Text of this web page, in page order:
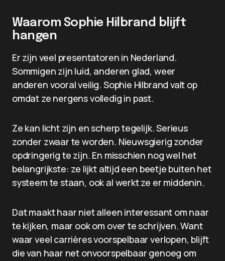
Waarom Sophie Hilbrand blijft
hangen
Er zijn veel presentatoren in Nederland.
Sommigen zijn luid, anderen glad, weer
anderen vooral veilig. Sophie Hilbrand valt op
omdat ze nergens volledig in past.
Ze kan licht zijn en scherp tegelijk. Serieus
zonder zwaar te worden. Nieuwsgierig zonder
opdringerig te zijn. En misschien nog wel het
belangrijkste: ze lijkt altijd een beetje buiten het
systeem te staan, ook al werkt ze er middenin.
Dat maakt haar niet alleen interessant om naar
te kijken, maar ook om over te schrijven. Want
waar veel carrières voorspelbaar verlopen, blijft
die van haar net onvoorspelbaar genoeg om